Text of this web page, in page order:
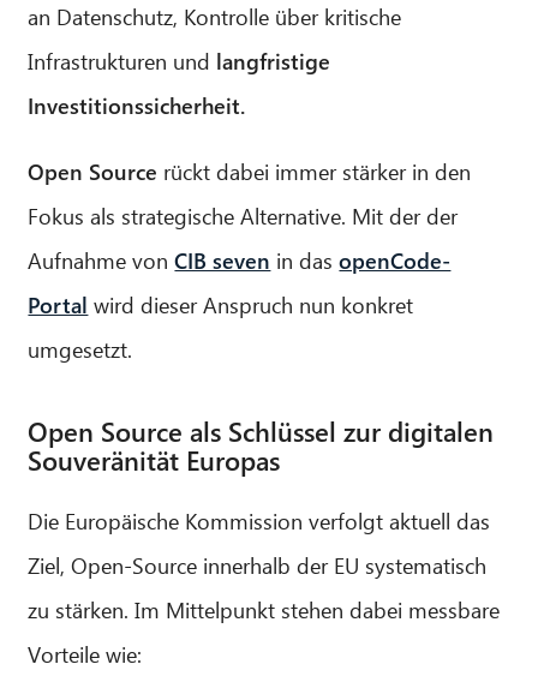
an Datenschutz, Kontrolle über kritische
Infrastrukturen und langfristige
Investitionssicherheit.
Open Source rückt dabei immer stärker in den
Fokus als strategische Alternative. Mit der der
Aufnahme vonCIB seven in dasopenCode-
Portal wird dieser Anspruch nun konkret
umgesetzt.
Open Source als Schlüssel zur digitalen
Souveränität Europas
Die Europäische Kommission verfolgt aktuell das
Ziel, Open-Source innerhalb der EU systematisch
zu stärken. Im Mittelpunkt stehen dabei messbare
Vorteile wie: